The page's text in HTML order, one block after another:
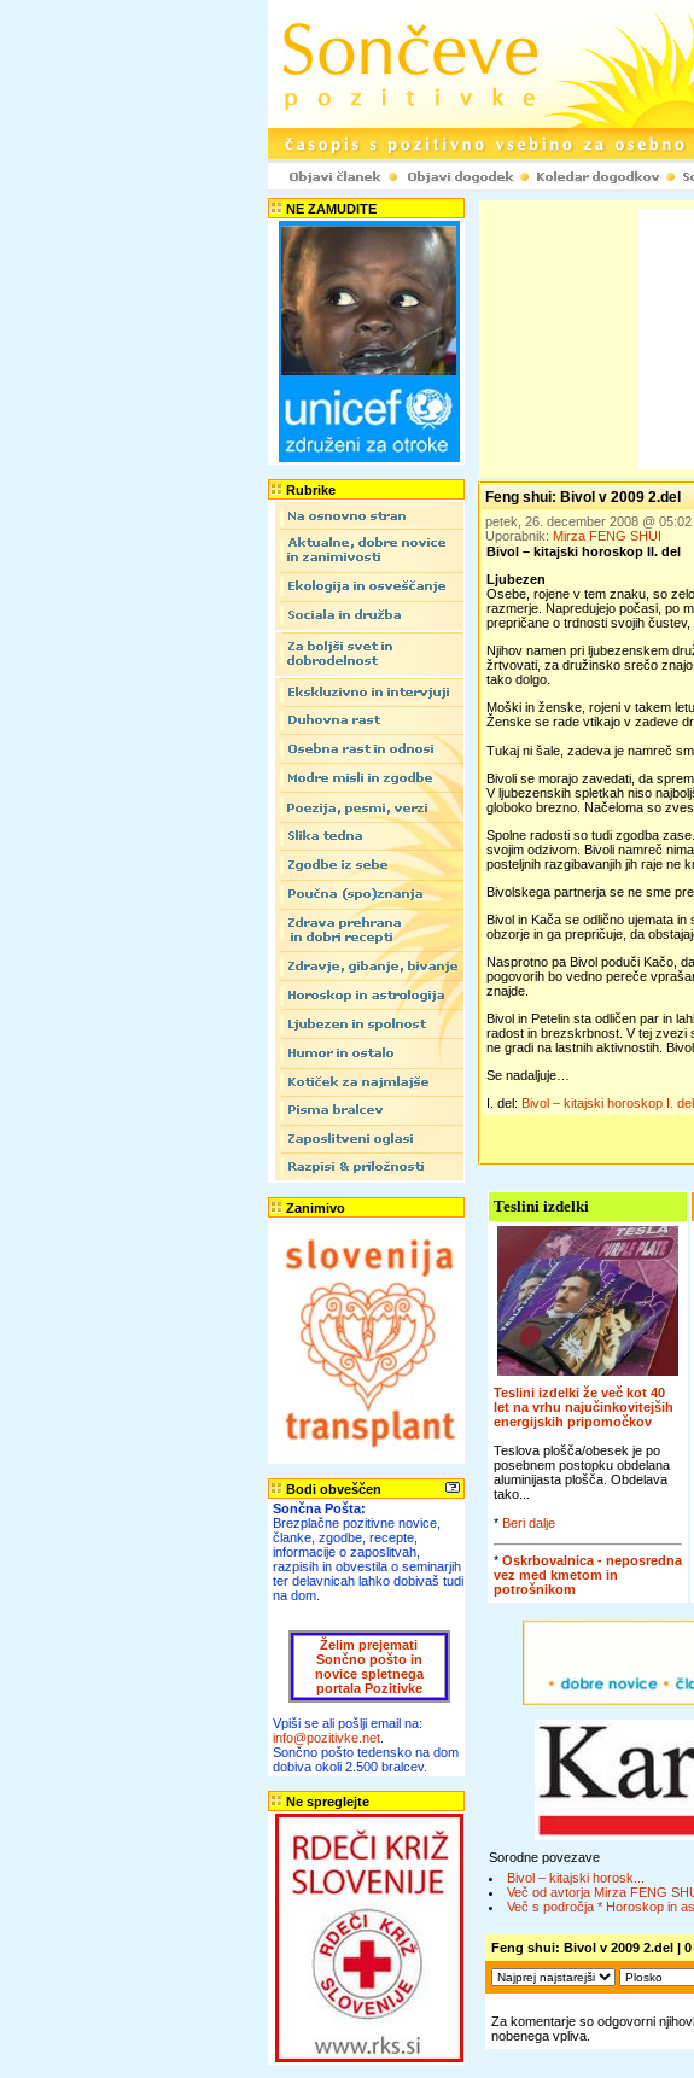
NE ZAMUDITE
Rubrike
Zanimivo
Bodi obveščen
Sončna Pošta:
Brezplačne pozitivne novice,
članke, zgodbe, recepte,
informacije o zaposlitvah,
razpisih in obvestila o seminarjih
ter delavnicah lahko dobivaš tudi
na dom.
Želim prejemati
Sončno pošto in
novice spletnega
portala Pozitivke
Vpiši se ali pošlji email na:
info@pozitivke.net
Sončno pošto tedensko na dom
dobiva okoli 2.500 bralcev.
Ne spreglejte
Feng shui: Bivol v 2009 2.del
petek, 26. december 2008 @
Uporabnik: Mirza FENG SHUI
Bivol – kitajski horoskop II. del
Ljubezen
Osebe, rojene v tem znaku, so
razmerje. Napredujejo počasi, po
prepričane o trdnosti svojih čustev,
Njihov namen pri ljubezenskem
žrtvovati, za družinsko srečo
tako dolgo.
Moški in ženske, rojeni v takem
Ženske se rade vtikajo v zadeve
Tukaj ni šale, zadeva je namreč
Bivoli se morajo zavedati, da
V ljubezenskih spletkah niso
globoko brezno. Načeloma so
Spolne radosti so tudi zgodba
svojim odzivom. Bivoli namreč
posteljnih razgibavanjih jih raje ne
Bivolskega partnerja se ne sme
Bivol in Kača se odlično ujemata
obzorje in ga prepričuje, da
Nasprotno pa Bivol poduči Kačo,
pogovorih bo vedno pereče
znajde.
Bivol in Petelin sta odličen par in
radost in brezskrbnost. V tej zvezi
ne gradi na lastnih aktivnostih.
Se nadaljuje…
I. del: Bivol – kitajski horoskop I. del
Teslini izdelki
Teslini izdelki že več kot 40
let na vrhu najučinkovitejših
energijskih pripomočkov
Teslova plošča/obesek je po
posebnem postopku obdelana
aluminijasta plošča. Obdelava
tako...
* Beri dalje
* Oskrbovalnica - neposredna
vez med kmetom in
potrošnikom
Sorodne povezave
Bivol – kitajski horosk...
Več od avtorja Mirza FENG
Več s področja * Horoskop in
Feng shui: Bivol v 2009 2.del |
Za komentarje so odgovorni
nobenega vpliva.